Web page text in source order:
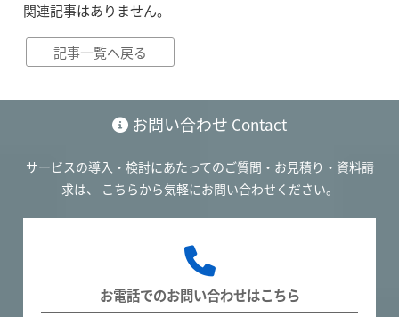
関連記事はありません。
記事一覧へ戻る
お問い合わせ Contact
サービスの導入・検討にあたってのご質問・お見積り・資料請
求は、
こちらから気軽にお問い合わせください。
お電話でのお問い合わせはこちら